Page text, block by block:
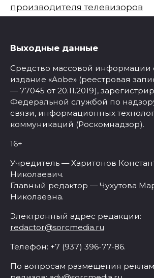
производителя телевизоров
Выходные данные
Средство массовой информации
издание «Aobe» (реестровая
— 77045 от 20.11.2019),
Федеральной службой по
связи, информационных
коммуникаций (Роскомнадзор).
16+
Учредитель — Харитонов
Николаевич.
Главный редактор — Чухутова
Николаевна.
Электронный адрес редакции:
redactor@sorcmedia.ru
Телефон: +7 (937) 396-77-86.
По вопросам размещения